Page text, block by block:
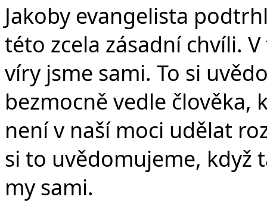
Jakoby evangelista
této zcela zásadní chvíli.
víry jsme sami. To si
bezmocně vedle člověka,
není v naší moci udělat
si to uvědomujeme, když
my sami.